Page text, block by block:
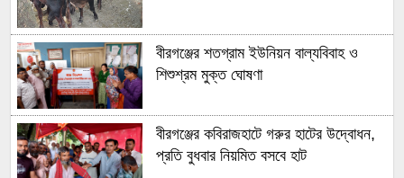
বীরগঞ্জের শতগ্রাম ইউনিয়ন বাল্যবিবাহ ও
শিশুশ্রম মুক্ত ঘোষণা
বীরগঞ্জের কবিরাজহাটে গরুর হাটের উদ্বোধন,
প্রতি বুধবার নিয়মিত বসবে হাট